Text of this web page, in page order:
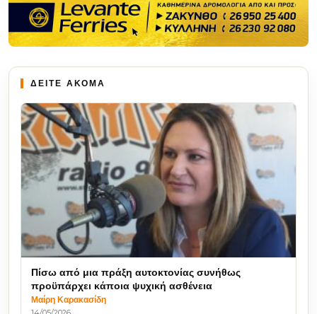
ΔΕΙΤΕ ΑΚΟΜΑ
Πίσω από μια πράξη αυτοκτονίας συνήθως
προϋπάρχει κάποια ψυχική ασθένεια
Μαίρη Καρακασίδη